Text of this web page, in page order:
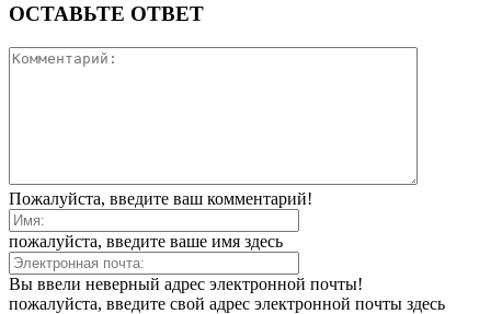
ОСТАВЬТЕ ОТВЕТ
Пожалуйста, введите ваш комментарий!
пожалуйста, введите ваше имя здесь
Вы ввели неверный адрес электронной почты!
пожалуйста, введите свой адрес электронной почты здесь